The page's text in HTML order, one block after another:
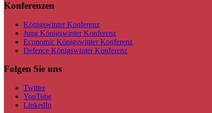
Konferenzen
Königswinter Konferenz
Jung Königswinter Konferenz
Economic Königswinter Konferenz
Defence Königswinter Konferenz
Folgen Sie uns
Twitter
YouTube
LinkedIn